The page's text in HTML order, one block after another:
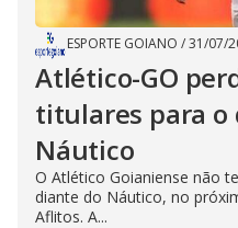
ESPORTE GOIANO /31/07/
Atlético-GO
titulares para
Náutico
O Atlético Goianiense não
diante do Náutico, no
Aflitos. A...